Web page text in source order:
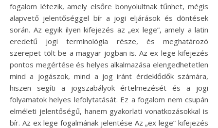
fogalom létezik, amely elsőre bonyolultnak tűnhet, mégis
alapvető jelentőséggel bír a jogi eljárások és döntések
során. Az egyik ilyen kifejezés az „ex lege”, amely a latin
eredetű jogi terminológia része, és meghatározó
szerepet tölt be a magyar jogban is. Az ex lege kifejezés
pontos megértése és helyes alkalmazása elengedhetetlen
mind a jogászok, mind a jog iránt érdeklődők számára,
hiszen segíti a jogszabályok értelmezését és a jogi
folyamatok helyes lefolytatását. Ez a fogalom nem csupán
elméleti jelentőségű, hanem gyakorlati vonatkozásokkal is
bír. Az ex lege fogalmának jelentése Az „ex lege” kifejezés